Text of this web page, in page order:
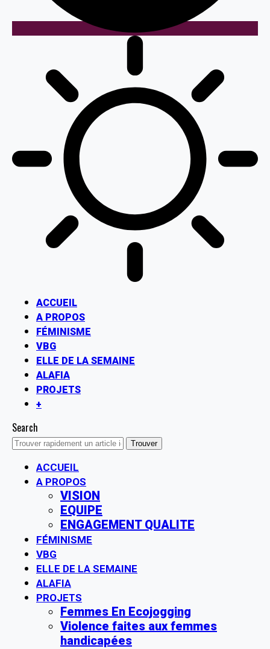
ACCUEIL
A PROPOS
FÉMINISME
VBG
ELLE DE LA SEMAINE
ALAFIA
PROJETS
+
Search
ACCUEIL
A PROPOS
VISION
EQUIPE
ENGAGEMENT QUALITE
FÉMINISME
VBG
ELLE DE LA SEMAINE
ALAFIA
PROJETS
Femmes En Ecojogging
Violence faites aux femmes
handicapées